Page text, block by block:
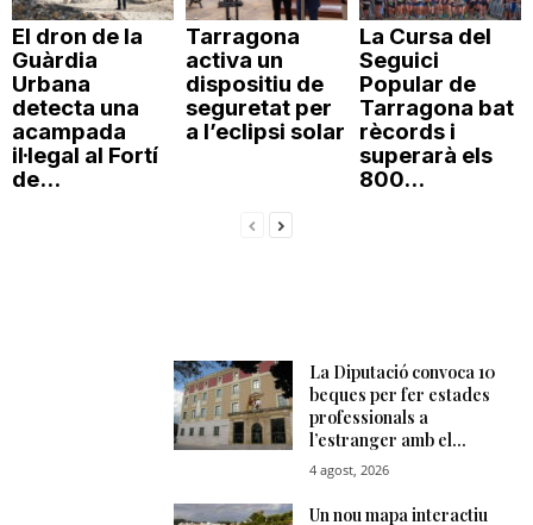
El dron de la
Guàrdia
Urbana
detecta una
acampada
il·legal al Fortí
de...
Tarragona
activa un
dispositiu de
seguretat per
a l’eclipsi solar
La Cursa del
Seguici
Popular de
Tarragona bat
rècords i
superarà els
800...